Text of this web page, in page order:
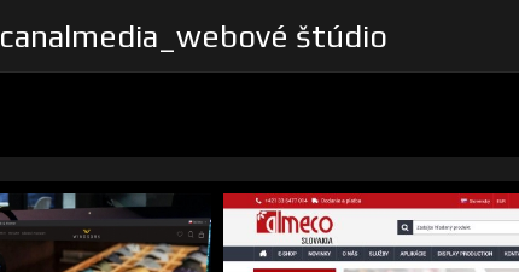
canalmedia_webové štúdio